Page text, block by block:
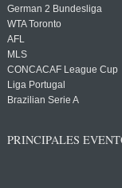
German 2 Bundesliga
WTA Toronto
AFL
MLS
CONCACAF League Cup
Liga Portugal
Brazilian Serie A
PRINCIPALES